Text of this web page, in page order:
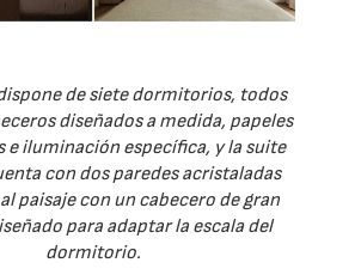
de siete dormitorios, todos
diseñados a medida, papeles
e iluminación específica, y la suite
con dos paredes acristaladas
paisaje con un cabecero de gran
para adaptar la escala del
dormitorio.